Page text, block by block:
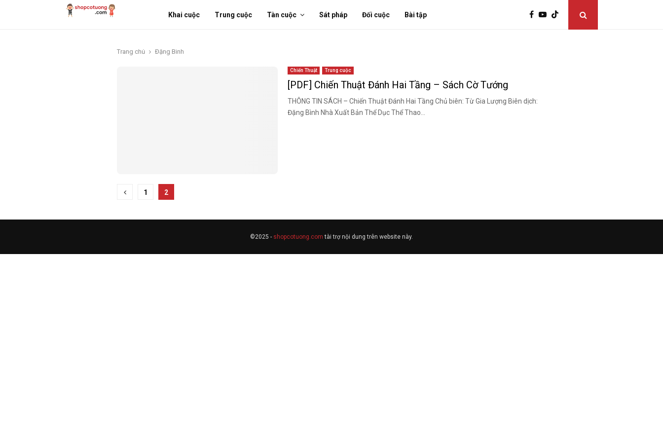
Khai cuộc Trung cuộc Tàn cuộc Sát pháp Đối cuộc Bài tập
Trang chủ Đặng Bình
Chiến Thuật Trung cuộc
[PDF] Chiến Thuật Đánh Hai Tầng – Sách Cờ Tướng
THÔNG TIN SÁCH – Chiến Thuật Đánh Hai Tầng Chủ biên: Từ Gia Lượng Biên dịch:
Đặng Bình Nhà Xuất Bản Thể Dục Thể Thao...
Phân
1 2
©2025 - shopcotuong.com tài trợ nội dung trên website này.